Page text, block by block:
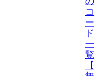
コ
ー
ド
一
覧
【